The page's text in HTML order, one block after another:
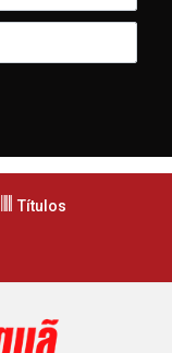
Títulos